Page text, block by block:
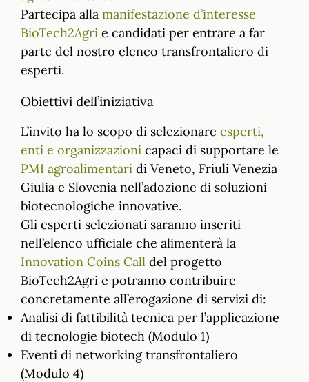
Partecipa alla manifestazione d’interesse
BioTech2Agri e candidati per entrare a far
parte del nostro elenco transfrontaliero di
esperti.
Obiettivi dell’iniziativa
L’invito ha lo scopo di selezionare esperti,
enti e organizzazioni capaci di supportare le
PMI agroalimentari di Veneto, Friuli Venezia
Giulia e Slovenia nell’adozione di soluzioni
biotecnologiche innovative.
Gli esperti selezionati saranno inseriti
nell’elenco ufficiale che alimenterà la
Innovation Coins Call del progetto
BioTech2Agri e potranno contribuire
concretamente all’erogazione di servizi di:
Analisi di fattibilità tecnica per l’applicazione
di tecnologie biotech (Modulo 1)
Eventi di networking transfrontaliero
(Modulo 4)